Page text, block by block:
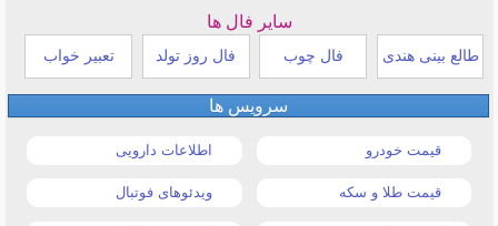
سایر فال ها
طالع بینی هندی فال چوب فال روز تولد تعبیر خواب
سرویس ها
قیمت خودرو اطلاعات دارویی
قیمت طلا و سکه ویدئوهای فوتبال